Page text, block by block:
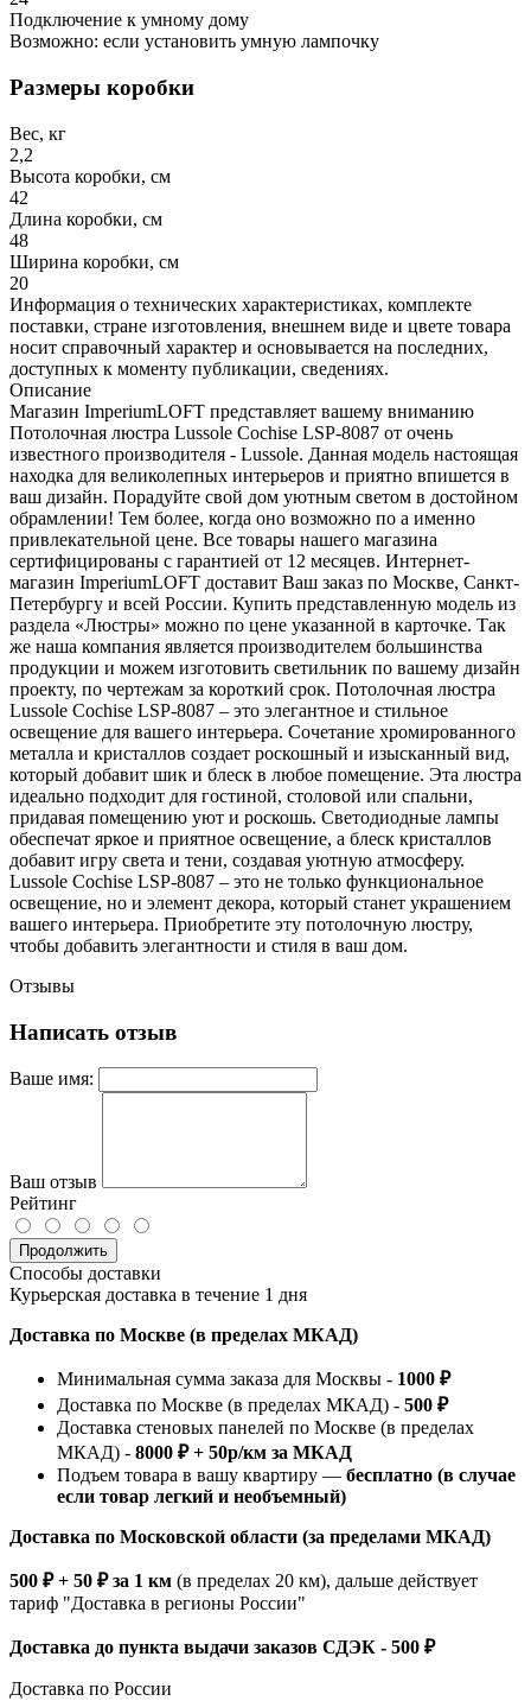
Подключение к умному дому
Возможно: если установить умную лампочку
Размеры коробки
Вес, кг
2,2
Высота коробки, см
42
Длина коробки, см
48
Ширина коробки, см
20
Информация о технических характеристиках, комплекте
поставки, стране изготовления, внешнем виде и цвете товара
носит справочный характер и основывается на последних,
доступных к моменту публикации, сведениях.
Описание
Магазин ImperiumLOFT представляет вашему вниманию
Потолочная люстра Lussole Cochise LSP-8087 от очень
известного производителя - Lussole. Данная модель настоящая
находка для великолепных интерьеров и приятно впишется в
ваш дизайн. Порадуйте свой дом уютным светом в достойном
обрамлении! Тем более, когда оно возможно по а именно
привлекательной цене. Все товары нашего магазина
сертифицированы с гарантией от 12 месяцев. Интернет-
магазин ImperiumLOFT доставит Ваш заказ по Москве, Санкт-
Петербургу и всей России. Купить представленную модель из
раздела «Люстры» можно по цене указанной в карточке. Так
же наша компания является производителем большинства
продукции и можем изготовить светильник по вашему дизайн
проекту, по чертежам за короткий срок. Потолочная люстра
Lussole Cochise LSP-8087 – это элегантное и стильное
освещение для вашего интерьера. Сочетание хромированного
металла и кристаллов создает роскошный и изысканный вид,
который добавит шик и блеск в любое помещение. Эта люстра
идеально подходит для гостиной, столовой или спальни,
придавая помещению уют и роскошь. Светодиодные лампы
обеспечат яркое и приятное освещение, а блеск кристаллов
добавит игру света и тени, создавая уютную атмосферу.
Lussole Cochise LSP-8087 – это не только функциональное
освещение, но и элемент декора, который станет украшением
вашего интерьера. Приобретите эту потолочную люстру,
чтобы добавить элегантности и стиля в ваш дом.
Отзывы
Написать отзыв
Ваше имя:
Ваш отзыв
Рейтинг
Продолжить
Способы доставки
Курьерская доставка в течение 1 дня
Доставка по Москве (в пределах МКАД)
Минимальная сумма заказа для Москвы - 1000 ₽
Доставка по Москве (в пределах МКАД) - 500 ₽
Доставка стеновых панелей по Москве (в пределах
МКАД) - 8000 ₽ + 50р/км за МКАД
Подъем товара в вашу квартиру — бесплатно (в случае
если товар легкий и необъемный)
Доставка по Московской области (за пределами МКАД)
500 ₽ + 50 ₽ за 1 км (в пределах 20 км), дальше действует
тариф "Доставка в регионы России"
Доставка до пункта выдачи заказов СДЭК - 500 ₽
Доставка по России